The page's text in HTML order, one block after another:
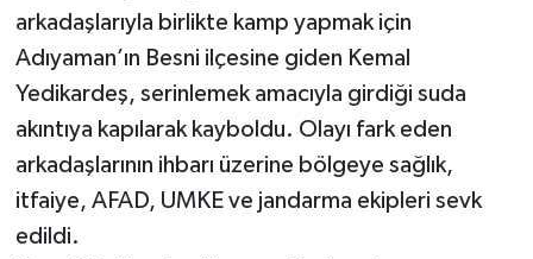
arkadaşlarıyla birlikte kamp yapmak için
Adıyaman’ın Besni ilçesine giden Kemal
Yedikardeş, serinlemek amacıyla girdiği suda
akıntıya kapılarak kayboldu. Olayı fark eden
arkadaşlarının ihbarı üzerine bölgeye sağlık,
itfaiye, AFAD, UMKE ve jandarma ekipleri sevk
edildi.